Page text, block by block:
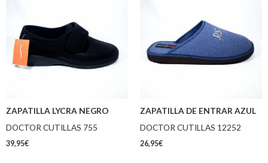
ZAPATILLA LYCRA NEGRO
DOCTOR CUTILLAS 755
39,95€
ZAPATILLA DE ENTRAR AZUL
DOCTOR CUTILLAS 12252
26,95€